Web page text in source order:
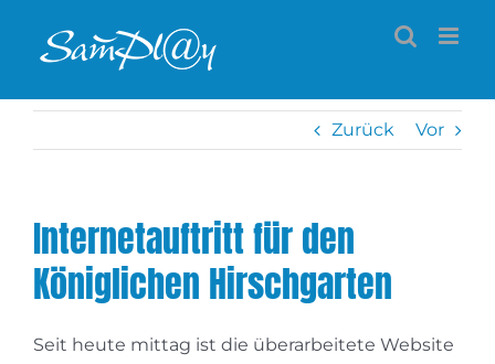
Inhalt
Zurück Vor
Internetauftritt für den
Königlichen Hirschgarten
Seit heute mittag ist die überarbeitete Website